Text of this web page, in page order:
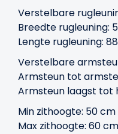
Verstelbare
Breedte rugleuning:
Lengte rugleuning:
Verstelbare
Armsteun tot
Armsteun laagst tot
Min zithoogte: 50 cm
Max zithoogte: 60 cm